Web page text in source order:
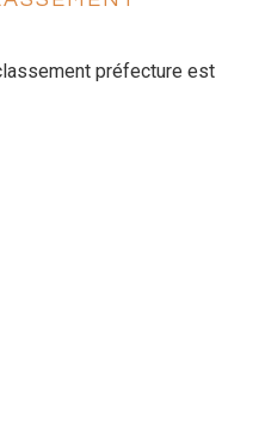
préfecture est